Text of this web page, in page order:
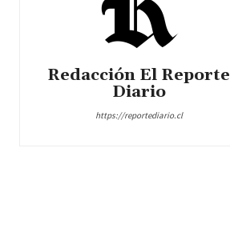
Redacción El Reporte
Diario
https://reportediario.cl